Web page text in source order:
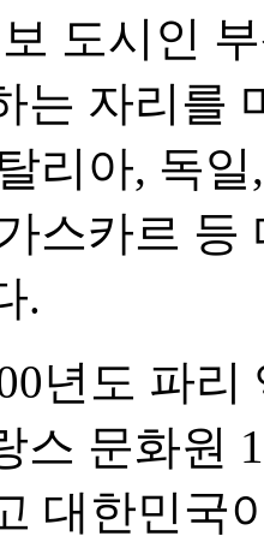
도시인
는 자리를
리아, 독
스카르 등
.
년도 파
스 문화원
대한민국